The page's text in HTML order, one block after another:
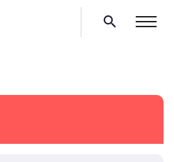
search